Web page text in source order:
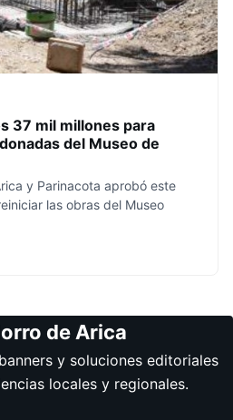
37 mil millones para
del Museo de
y Parinacota aprobó este
las obras del Museo
de Arica
y soluciones editoriales
locales y regionales.